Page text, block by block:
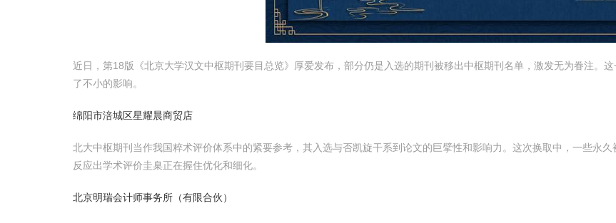
近日，第18版《北京大学汉文中枢期刊要目总览》厚爱发布，部分仍是入选的期刊被移出中枢期刊名单，激发无为眷注。
了不小的影响。
绵阳市涪城区星耀晨商贸店
北大中枢期刊当作我国粹术评价体系中的紧要参考，其入选与否凯旋干系到论文的巨擘性和影响力。这次换取中，一些永久
反应出学术评价圭臬正在握住优化和细化。
北京明瑞会计师事务所（有限合伙）